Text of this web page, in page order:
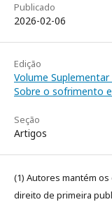
Publicado
2026-02-06
Edição
Volume
Sobre o sofrimento
Seção
Artigos
(1) Autores mantém
direito de primeira